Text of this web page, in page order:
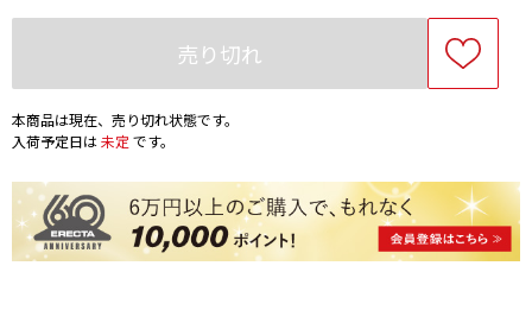
売り切れ
本商品は現在、売り切れ状態です。
入荷予定日は未定 です。